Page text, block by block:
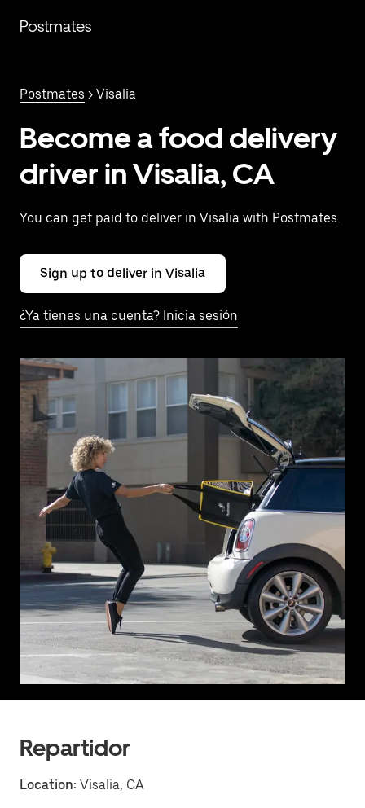
contenido
Postmates
Postmates > Visalia
Become a food delivery
driver in Visalia, CA
You can get paid to deliver in Visalia with Postmates.
Sign up to deliver in Visalia
¿Ya tienes una cuenta? Inicia sesión
Repartidor
Location: Visalia, CA